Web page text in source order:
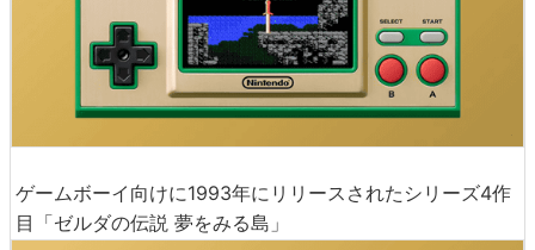
ゲームボーイ向けに1993年にリリースされたシリーズ4作
目「ゼルダの伝説 夢をみる島」